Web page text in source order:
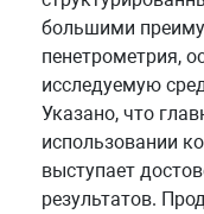
большими
пенетрометрия,
исследуемую
Указано, что
использовании
выступает
результатов.